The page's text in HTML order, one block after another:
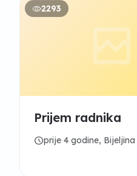
2293
Prijem radnika
scheduleprije 4 godine, Bijeljina